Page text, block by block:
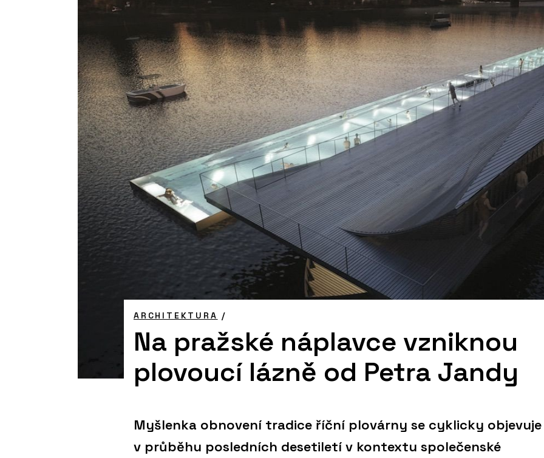
ARCHITEKTURA /
Na pražské náplavce vzniknou
plovoucí lázně od Petra Jandy
Myšlenka obnovení tradice říční plovárny se cyklicky objevuje
v průběhu posledních desetiletí v kontextu společenské